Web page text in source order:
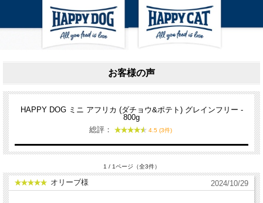
お客様の声
HAPPY DOG ミニ アフリカ (ダチョウ&ポテト) グレインフリー -
800g
総評：
4.5 (3件)
1 / 1ページ（全3件）
オリーブ様 2024/10/29